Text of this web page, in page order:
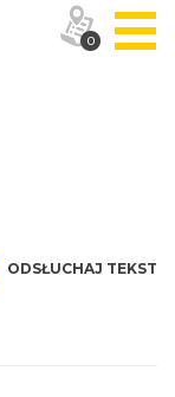
ODSŁUCHAJ TEKST
0